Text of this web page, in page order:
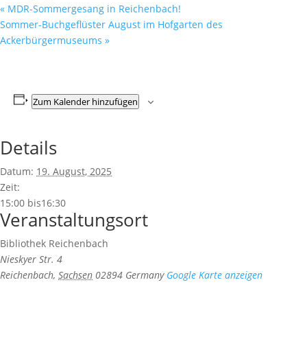
« MDR-Sommergesang in Reichenbach!
Sommer-Buchgeflüster August im Hofgarten des
Ackerbürgermuseums »
Zum Kalender hinzufügen
Details
Datum: 19. August, 2025
Zeit:
15:00 bis16:30
Veranstaltungsort
Bibliothek Reichenbach
Nieskyer Str. 4
Reichenbach, Sachsen 02894 Germany Google Karte anzeigen